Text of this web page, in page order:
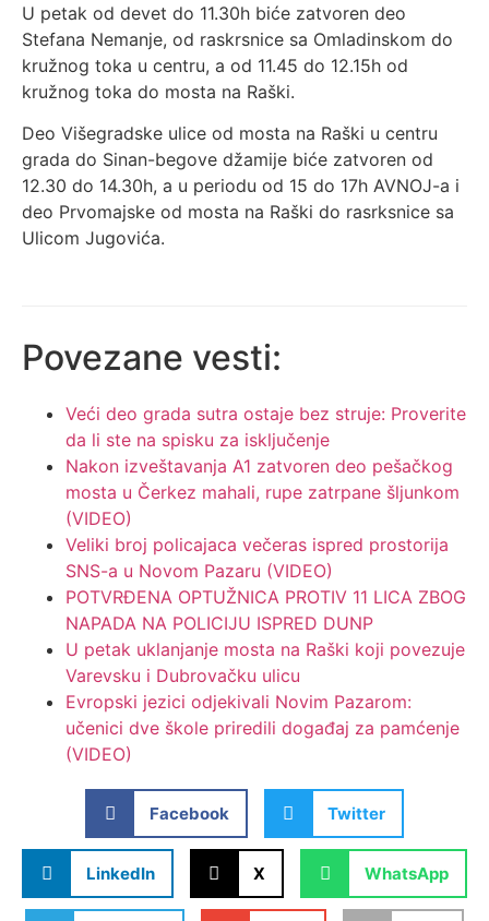
U petak od devet do 11.30h biće zatvoren deo
Stefana Nemanje, od raskrsnice sa Omladinskom do
kružnog toka u centru, a od 11.45 do 12.15h od
kružnog toka do mosta na Raški.
Deo Višegradske ulice od mosta na Raški u centru
grada do Sinan-begove džamije biće zatvoren od
12.30 do 14.30h, a u periodu od 15 do 17h AVNOJ-a i
deo Prvomajske od mosta na Raški do rasrksnice sa
Ulicom Jugovića.
Povezane vesti:
Veći deo grada sutra ostaje bez struje: Proverite
da li ste na spisku za isključenje
Nakon izveštavanja A1 zatvoren deo pešačkog
mosta u Čerkez mahali, rupe zatrpane šljunkom
(VIDEO)
Veliki broj policajaca večeras ispred prostorija
SNS-a u Novom Pazaru (VIDEO)
POTVRĐENA OPTUŽNICA PROTIV 11 LICA ZBOG
NAPADA NA POLICIJU ISPRED DUNP
U petak uklanjanje mosta na Raški koji povezuje
Varevsku i Dubrovačku ulicu
Evropski jezici odjekivali Novim Pazarom:
učenici dve škole priredili događaj za pamćenje
(VIDEO)
Facebook Twitter
LinkedIn X WhatsApp